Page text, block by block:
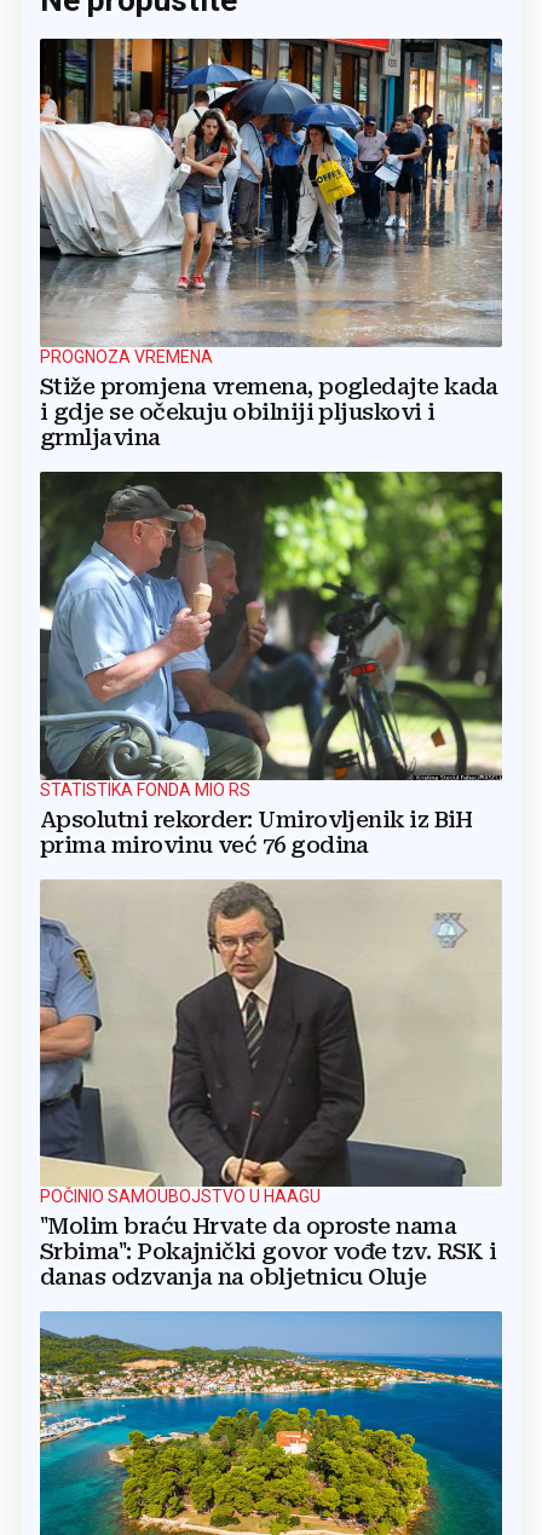
PROGNOZA VREMENA
Stiže promjena vremena, pogledajte kada
i gdje se očekuju obilniji pljuskovi i
grmljavina
STATISTIKA FONDA MIO RS
Apsolutni rekorder: Umirovljenik iz BiH
prima mirovinu već 76 godina
POČINIO SAMOUBOJSTVO U HAAGU
"Molim braću Hrvate da oproste nama
Srbima": Pokajnički govor vođe tzv. RSK i
danas odzvanja na obljetnicu Oluje